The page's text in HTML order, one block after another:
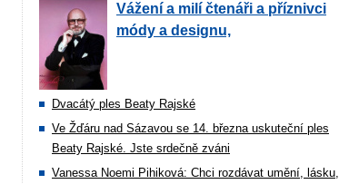
Vážení a milí čtenáři a příznivci
módy a designu,
Dvacátý ples Beaty Rajské
Ve Žďáru nad Sázavou se 14. března uskuteční ples
Beaty Rajské. Jste srdečně zváni
Vanessa Noemi Pihiková: Chci rozdávat umění, lásku,